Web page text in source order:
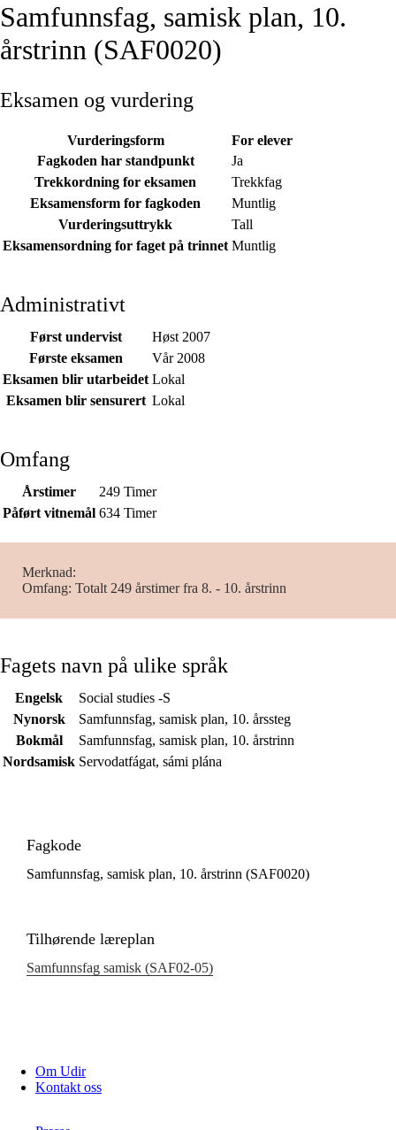
Samfunnsfag, samisk plan, 10.
årstrinn (SAF0020)
Eksamen og vurdering
Vurderingsform
For elever
Fagkoden har standpunkt
Ja
Trekkordning for eksamen
Trekkfag
Eksamensform for fagkoden
Muntlig
Vurderingsuttrykk
Tall
Eksamensordning for faget på trinnet Muntlig
Administrativt
Først undervist
Høst 2007
Første eksamen
Vår 2008
Eksamen blir utarbeidet Lokal
Eksamen blir sensurert Lokal
Omfang
Årstimer
249 Timer
Påført vitnemål 634 Timer
Merknad
Omfang: Totalt 249 årstimer fra 8. - 10. årstrinn
Fagets navn på ulike språk
Engelsk
Social studies -S
Nynorsk
Samfunnsfag, samisk plan, 10. årssteg
Bokmål
Samfunnsfag, samisk plan, 10. årstrinn
Nordsamisk Servodatfágat, sámi plána
Fagkode
Samfunnsfag, samisk plan, 10. årstrinn (SAF0020)
Tilhørende læreplan
Samfunnsfag samisk (SAF02‑05)
Om Udir
Kontakt oss